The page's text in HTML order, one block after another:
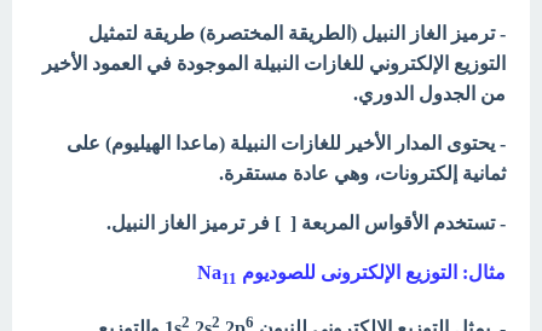
- ترميز الغاز النبيل (الطريقة المختصرة) طريقة لتمثيل
التوزيع الإلكتروني للغازات النبيلة الموجودة في العمود الأخير
من الجدول الدوري.
- يحتوى المدار الأخير للغازات النبيلة (ماعدا الهيليوم) على
ثمانية إلكترونات، وهي عادة مستقرة.
- تستخدم الأقواس المربعة [ ] فر ترميز الغاز النبيل.
مثال: التوزيع الإلكترونى للصوديوم Na 11
2 2 6